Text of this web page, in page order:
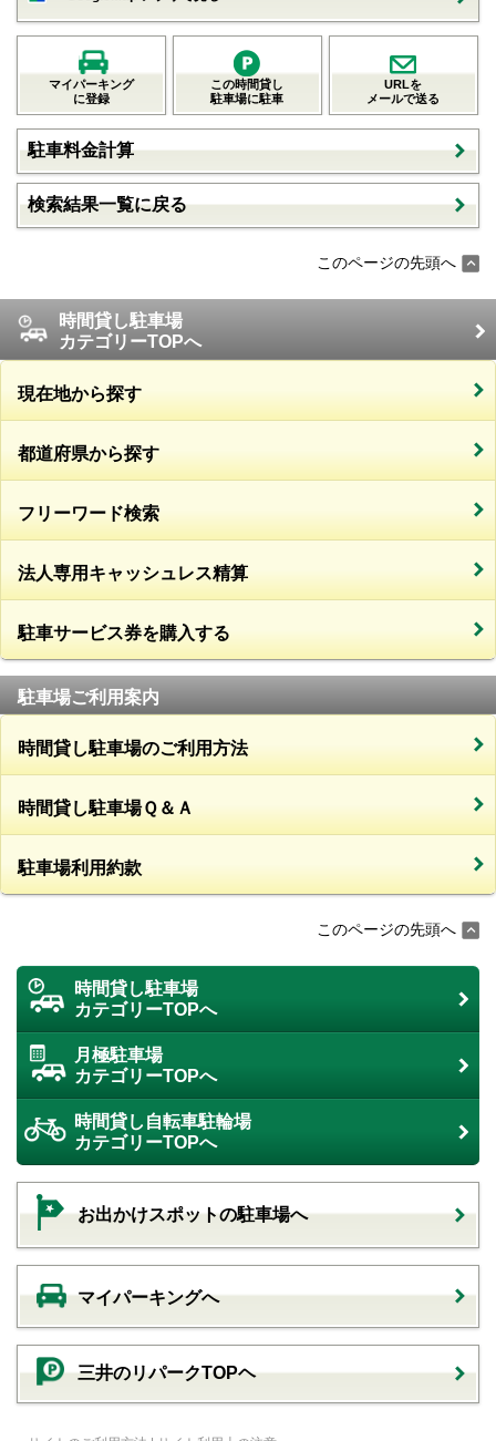
マイパーキング
に登録
この時間貸し
駐車場に駐車
URLを
メールで送る
駐車料金計算
検索結果一覧に戻る
このページの先頭へ
時間貸し駐車場
カテゴリーTOPへ
現在地から探す
都道府県から探す
フリーワード検索
法人専用キャッシュレス精算
駐車サービス券を購入する
駐車場ご利用案内
時間貸し駐車場のご利用方法
時間貸し駐車場Ｑ＆Ａ
駐車場利用約款
このページの先頭へ
時間貸し駐車場
カテゴリーTOPへ
月極駐車場
カテゴリーTOPへ
時間貸し自転車駐輪場
カテゴリーTOPへ
お出かけスポットの駐車場へ
マイパーキングへ
三井のリパークTOPヘ